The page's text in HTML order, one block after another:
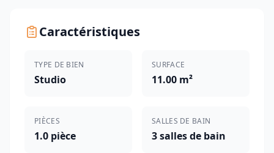
Caractéristiques
TYPE DE BIEN
Studio
SURFACE
11.00 m²
PIÈCES
1.0 pièce
SALLES DE BAIN
3 salles de bain